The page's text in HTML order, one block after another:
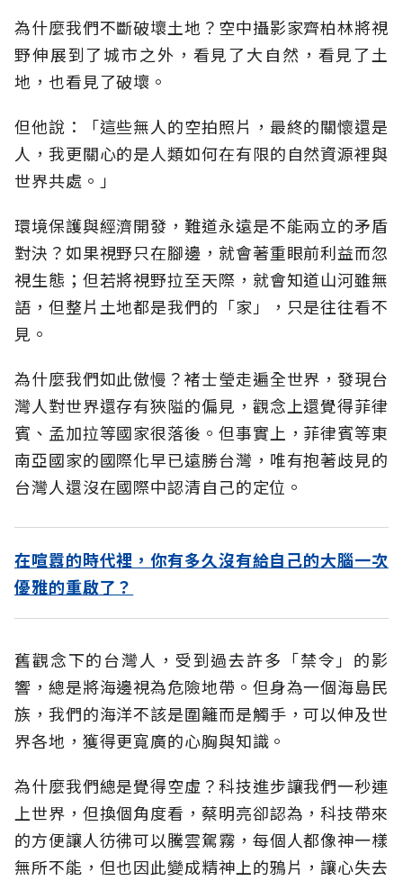
為什麼我們不斷破壞土地？空中攝影家齊柏林將視
野伸展到了城市之外，看見了大自然，看見了土
地，也看見了破壞。
但他說：「這些無人的空拍照片，最終的關懷還是
人，我更關心的是人類如何在有限的自然資源裡與
世界共處。」
環境保護與經濟開發，難道永遠是不能兩立的矛盾
對決？如果視野只在腳邊，就會著重眼前利益而忽
視生態；但若將視野拉至天際，就會知道山河雖無
語，但整片土地都是我們的「家」，只是往往看不
見。
為什麼我們如此傲慢？褚士瑩走遍全世界，發現台
灣人對世界還存有狹隘的偏見，觀念上還覺得菲律
賓、孟加拉等國家很落後。但事實上，菲律賓等東
南亞國家的國際化早已遠勝台灣，唯有抱著歧見的
台灣人還沒在國際中認清自己的定位。
在喧囂的時代裡，你有多久沒有給自己的大腦一次
優雅的重啟了？
舊觀念下的台灣人，受到過去許多「禁令」的影
響，總是將海邊視為危險地帶。但身為一個海島民
族，我們的海洋不該是圍籬而是觸手，可以伸及世
界各地，獲得更寬廣的心胸與知識。
為什麼我們總是覺得空虛？科技進步讓我們一秒連
上世界，但換個角度看，蔡明亮卻認為，科技帶來
的方便讓人彷彿可以騰雲駕霧，每個人都像神一樣
無所不能，但也因此變成精神上的鴉片，讓心失去